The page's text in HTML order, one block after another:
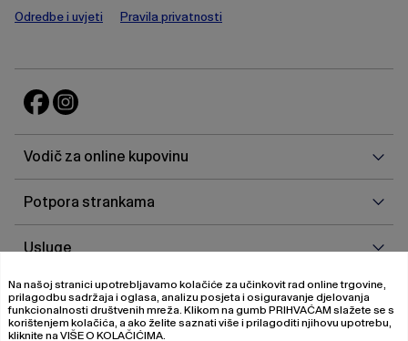
Odredbe i uvjeti
Pravila privatnosti
Vodič za online kupovinu
Potpora strankama
Usluge
O
O nama
Na našoj stranici upotrebljavamo kolačiće za učinkovit rad online trgovine,
prilagodbu sadržaja i oglasa, analizu posjeta i osiguravanje djelovanja
funkcionalnosti društvenih mreža. Klikom na gumb PRIHVAĆAM slažete se s
korištenjem kolačića, a ako želite saznati više i prilagoditi njihovu upotrebu,
kliknite na VIŠE O KOLAČIĆIMA.